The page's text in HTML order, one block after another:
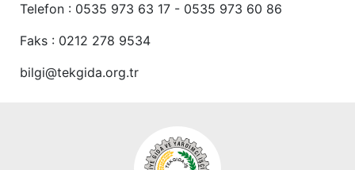
Telefon : 0535 973 63 17 - 0535 973 60 86
Faks : 0212 278 9534
bilgi@tekgida.org.tr